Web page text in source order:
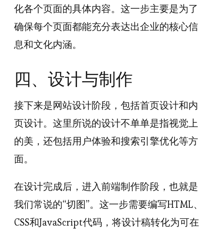
化各个页面的具体内容。这一步主要是为了
确保每个页面都能充分表达出企业的核心信
息和文化内涵。
四、设计与制作
接下来是网站设计阶段，包括首页设计和内
页设计。这里所说的设计不单单是指视觉上
的美，还包括用户体验和搜索引擎优化等方
面。
在设计完成后，进入前端制作阶段，也就是
我们常说的“切图”。这一步需要编写HTML、
CSS和JavaScript代码，将设计稿转化为可在